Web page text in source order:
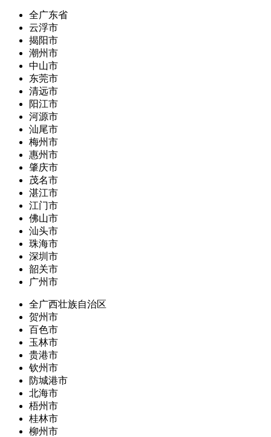
全广东省
云浮市
揭阳市
潮州市
中山市
东莞市
清远市
阳江市
河源市
汕尾市
梅州市
惠州市
肇庆市
茂名市
湛江市
江门市
佛山市
汕头市
珠海市
深圳市
韶关市
广州市
全广西壮族自治区
贺州市
百色市
玉林市
贵港市
钦州市
防城港市
北海市
梧州市
桂林市
柳州市